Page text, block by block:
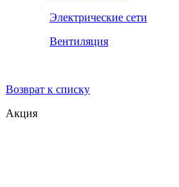
Электрические сети
Вентиляция
Возврат к списку
Акция